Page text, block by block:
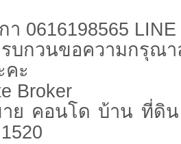
0616198565 LINE
บกวนขอความกรุณ
คะ
Broker
าย คอนโด บ้าน ที่ดิ